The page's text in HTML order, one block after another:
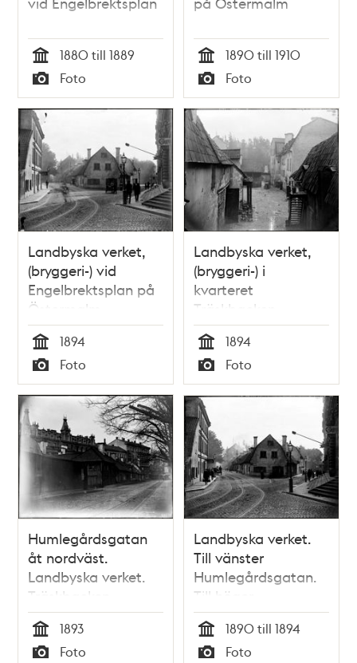
Tid
1880 till 1889
Typ
Foto Tid
1890 till 1910
Typ
Foto
Landbyska verket,
(bryggeri-) vid
Engelbrektsplan på
Östermalm
Tid
1894
Typ
Foto
Landbyska verket,
(bryggeri-) i
kvarteret
Träskbacken,
gårdsinteriör
Tid
1894
Typ
Foto
Humlegårdsgatan
åt nordväst.
Landbyska verket.
Träskbacken
nuvarande
Engelbrektsplan
Tid
1893
Foto
Landbyska verket.
Till vänster
Humlegårdsgatan.
Till höger
Norrlandsgatans
mynning
Tid
1890 till 1894
Foto